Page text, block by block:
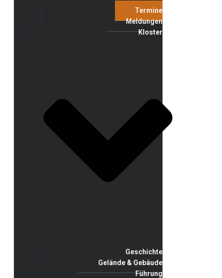
Termine
Meldungen
Kloster
Geschichte
Gelände & Gebäude
Führung